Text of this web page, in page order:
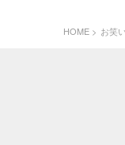
HOME お笑い